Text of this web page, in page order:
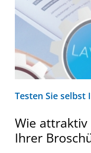
Testen Sie
Wie attraktiv
Ihrer